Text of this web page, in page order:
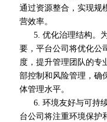
通过资源整合，实现规
营效率。
5. 优化治理结构。
要，平台公司将优化公
度，提升管理团队的专
部控制和风险管理，确
体管理水平。
6. 环境友好与可持
台公司将注重环境保护